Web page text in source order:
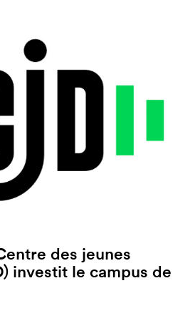
des jeunes
investit le campus de